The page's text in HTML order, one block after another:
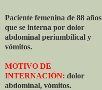
Paciente femenina de 88 años
que se interna por dolor
abdominal periumbilical y
vómitos.
MOTIVO DE
INTERNACIÓN: dolor
abdominal, vómitos.